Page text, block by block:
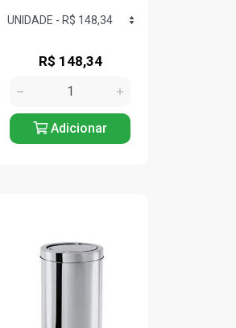
R$ 148,34
Adicionar